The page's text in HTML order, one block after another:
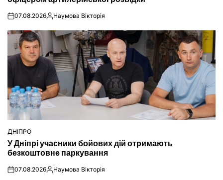
on07.08.2026Опубліковано
Наумова Вікторія
ОПУБЛІКУВАТИ
У
ДНІПРО
У Дніпрі учасники бойових дій отримають
безкоштовне паркування
on07.08.2026Опубліковано
Наумова Вікторія